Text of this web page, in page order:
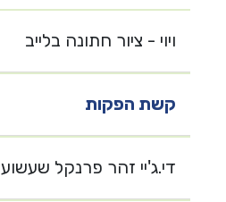
ויוי - ציור חתונה בלייב
קשת הפקות
די.ג'יי זהר פרנקל שעשוע